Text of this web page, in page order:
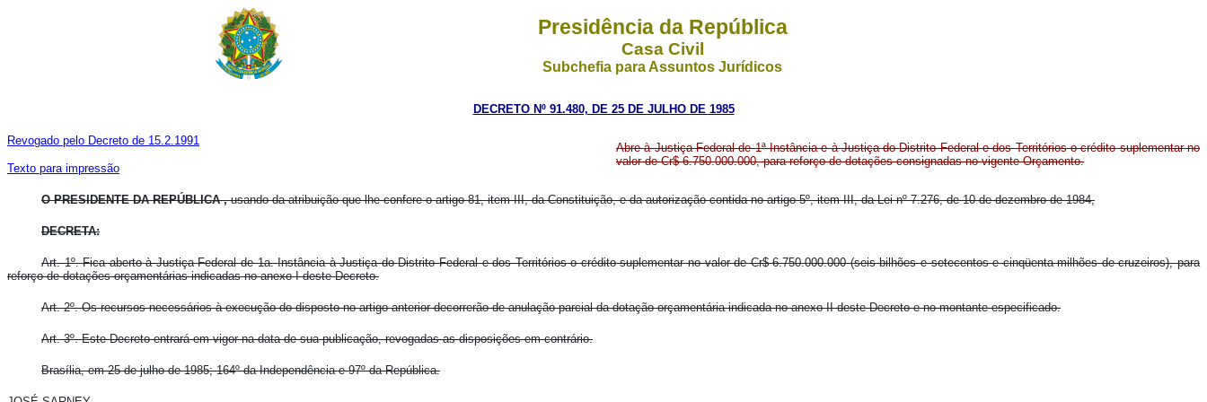
Presidência da República
Casa Civil
Subchefia para Assuntos Jurídicos
DECRETO Nº 91.480, DE 25 DE JULHO DE 1985
Revogado pelo Decreto de 15.2.1991
Texto para impressão
Abre à Justiça Federal de 1ª Instância e à Justiça do Distrito Federal e dos Territórios o crédito suplementar no
valor de Cr$ 6.750.000.000, para reforço de dotações consignadas no vigente Orçamento.
O PRESIDENTE DA REPÚBLICA ,usando da atribuição que lhe confere o artigo 81, item III, da Constituição, e da autorização contida no artigo 5º, item III, da Lei nº 7.276, de 10 de dezembro de 1984,
DECRETA:
Art. 1º. Fica aberto à Justiça Federal de 1a. Instância à Justiça do Distrito Federal e dos Territórios o crédito suplementar no valor de Cr$ 6.750.000.000 (seis bilhões e setecentos e cinqüenta milhões de cruzeiros), para
reforço de dotações orçamentárias indicadas no anexo I deste Decreto.
Art. 2º. Os recursos necessários à execução do disposto no artigo anterior decorrerão de anulação parcial da dotação orçamentária indicada no anexo II deste Decreto e no montante especificado.
Art. 3º. Este Decreto entrará em vigor na data de sua publicação, revogadas as disposições em contrário.
Brasília, em 25 de julho de 1985; 164º da Independência e 97º da República.